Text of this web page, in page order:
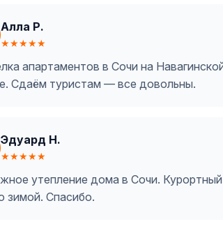
Алла Р.
★★★★★
апартаментов в Сочи на
Сдаём туристам — все довольны.
Эдуард Н.
★★★★★
утепление дома в Сочи.
зимой. Спасибо.